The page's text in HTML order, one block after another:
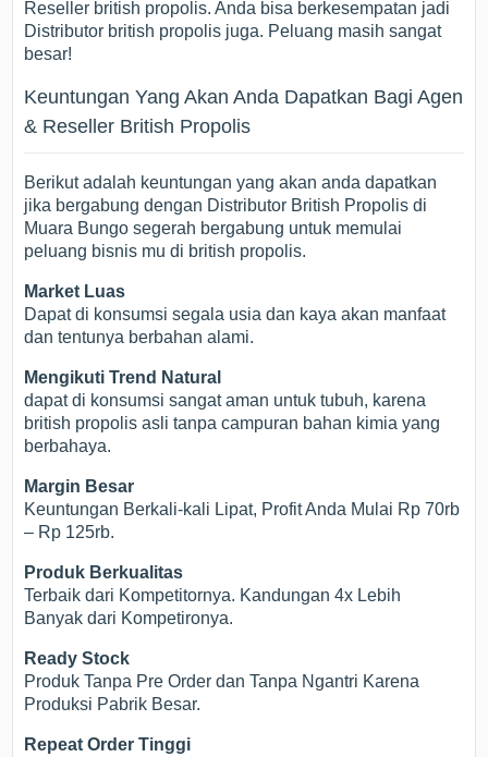
Reseller british propolis. Anda bisa berkesempatan jadi
Distributor british propolis juga. Peluang masih sangat
besar!
Keuntungan Yang Akan Anda Dapatkan Bagi Agen
& Reseller British Propolis
Berikut adalah keuntungan yang akan anda dapatkan
jika bergabung dengan Distributor British Propolis di
Muara Bungo segerah bergabung untuk memulai
peluang bisnis mu di british propolis.
Market Luas
Dapat di konsumsi segala usia dan kaya akan manfaat
dan tentunya berbahan alami.
Mengikuti Trend Natural
dapat di konsumsi sangat aman untuk tubuh, karena
british propolis asli tanpa campuran bahan kimia yang
berbahaya.
Margin Besar
Keuntungan Berkali-kali Lipat, Profit Anda Mulai Rp 70rb
– Rp 125rb.
Produk Berkualitas
Terbaik dari Kompetitornya. Kandungan 4x Lebih
Banyak dari Kompetironya.
Ready Stock
Produk Tanpa Pre Order dan Tanpa Ngantri Karena
Produksi Pabrik Besar.
Repeat Order Tinggi